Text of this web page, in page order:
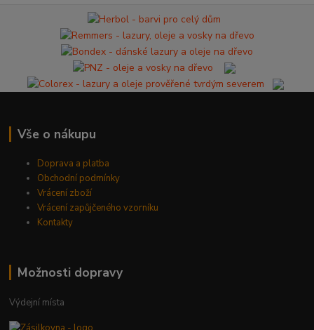
Vše o nákupu
Doprava a platba
Obchodní podmínky
Vrácení zboží
Vrácení zapůjčeného vzorníku
Kontakty
Možnosti dopravy
Výdejní místa